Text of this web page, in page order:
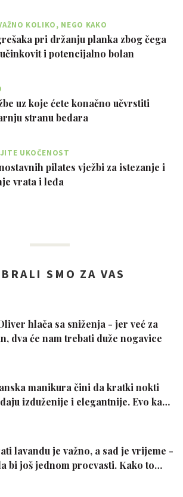
KOLIKO, NEGO KAKO
pri držanju planka zbog čega
i potencijalno bolan
uz koje ćete konačno učvrstiti
stranu bedara
UKOČENOST
pilates vježbi za istezanje i
vrata i leđa